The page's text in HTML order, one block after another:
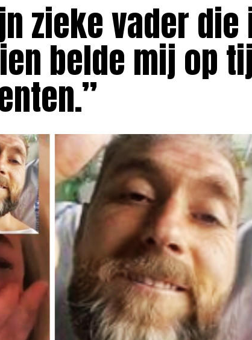
zieke vader die
belde mij op